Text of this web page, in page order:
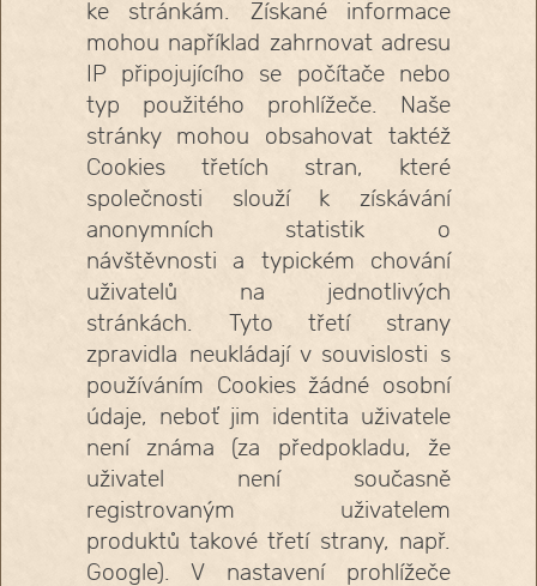
ke stránkám. Získané informace
mohou například zahrnovat adresu
IP připojujícího se počítače nebo
typ použitého prohlížeče. Naše
stránky mohou obsahovat taktéž
Cookies třetích stran, které
společnosti slouží k získávání
anonymních statistik o
návštěvnosti a typickém chování
uživatelů na jednotlivých
stránkách. Tyto třetí strany
zpravidla neukládají v souvislosti s
používáním Cookies žádné osobní
údaje, neboť jim identita uživatele
není známa (za předpokladu, že
uživatel není současně
registrovaným uživatelem
produktů takové třetí strany, např.
Google). V nastavení prohlížeče